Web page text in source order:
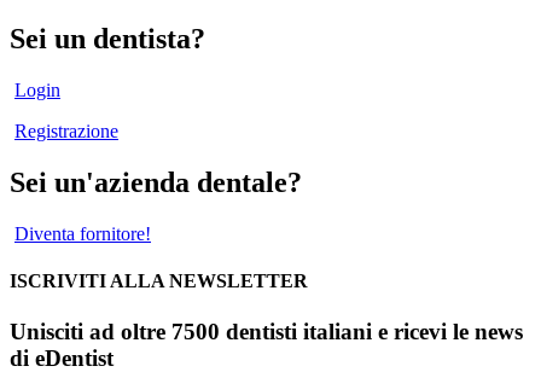
Sei un dentista?
Login
Registrazione
Sei un'azienda dentale?
Diventa fornitore!
ISCRIVITI ALLA NEWSLETTER
Unisciti ad oltre 7500 dentisti italiani e ricevi le news
di eDentist